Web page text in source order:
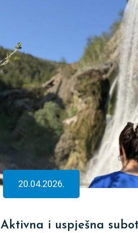
20.04.2026.
Aktivna i uspješna